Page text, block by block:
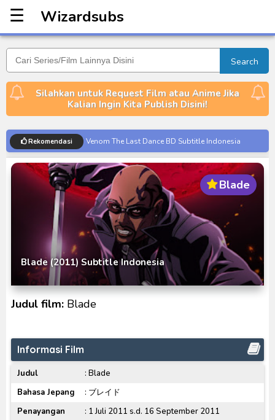
Wizardsubs
Wizardsubs
☰
Search
Silahkan untuk Request Film atau Anime Jika
Kalian Ingin Kita Publish Disini!
Rekomendasi
Venom The Last Dance BD Subtitle Indonesia
Kraven The Hunter Subtitle Indonesia
Spider-Noir Subtitle Indonesia
Ultraman Arc The Movie: The Clash of Light and
Evil BD Subtitle Indonesia
Captain America: Brave New World BD Subtitle
Indonesia
[Reupload] Kikaider REBOO (2014) Subtitle
Indonesia
No.1 Sentai Gozyuger Episode 00-01 Subtitle
Indonesia
Indonesia
Blade
Blade (2011) Subtitle Indonesia
Judul film: Blade
Informasi Film
Judul
: Blade
Bahasa Jepang
: ブレイド
Penayangan
: 1 Juli 2011 s.d. 16 September 2011